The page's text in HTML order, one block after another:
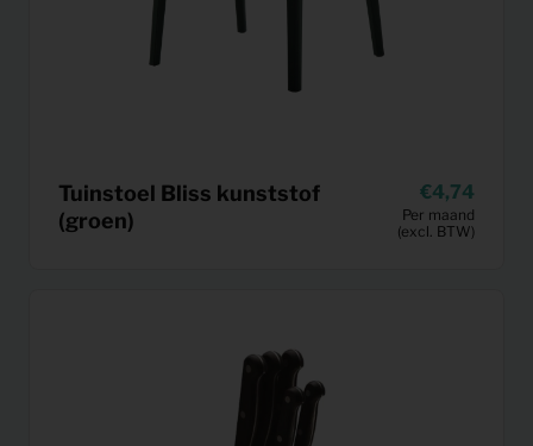
Tuinstoel Bliss kunststof
(groen)
4,74
Per maand
(excl. BTW)